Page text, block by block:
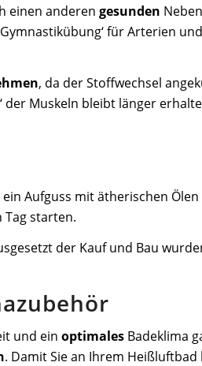
einen anderengesunden
für Arterien
, da der Stoffwechsel
der Muskeln bleibt länger
Aufguss mit ätherischen
Tag starten.
der Kauf und Bau
und einoptimales Badeklima
. Damit Sie an Ihrem